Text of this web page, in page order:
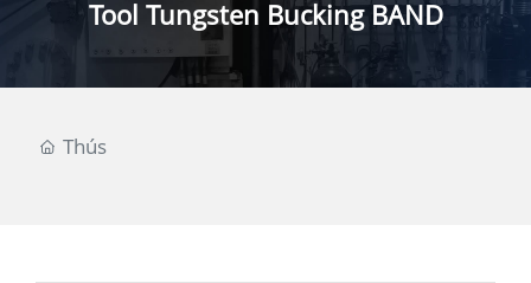
Tool Tungsten Bucking BAND
Thús